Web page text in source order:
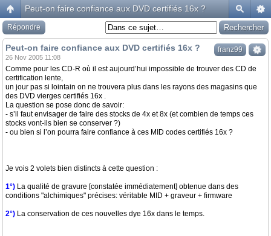
Peut-on faire confiance aux DVD certifiés 16x ?
Répondre
franz99
Peut-on faire confiance aux DVD certifiés 16x ?
26 Nov 2005 11:08
Comme pour les CD-R où il est aujourd’hui impossible de trouver des CD de
certification lente,
un jour pas si lointain on ne trouvera plus dans les rayons des magasins que
des DVD vierges certifiés 16x .
La question se pose donc de savoir:
- s’il faut envisager de faire des stocks de 4x et 8x (et combien de temps ces
stocks vont-ils bien se conserver ?)
- ou bien si l’on pourra faire confiance à ces MID codes certifiés 16x ?
Je vois 2 volets bien distincts à cette question :
1°) La qualité de gravure [constatée immédiatement] obtenue dans des
conditions "alchimiques" précises: véritable MID + graveur + firmware
2°) La conservation de ces nouvelles dye 16x dans le temps.